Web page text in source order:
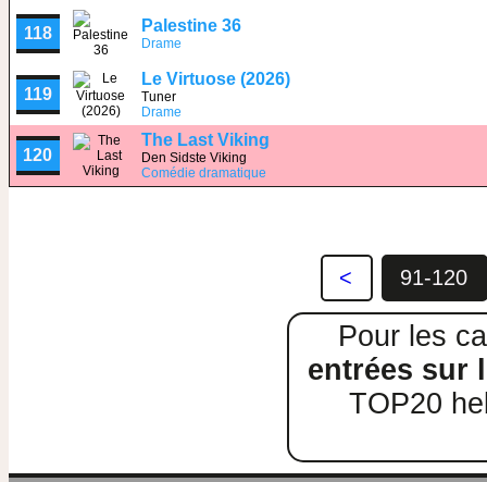
118 Palestine 36
Drame
119
Le Virtuose (2026)
Tuner
Drame
120
The Last Viking
Den Sidste Viking
Comédie dramatique
< 91-120
Pour les
entrées sur
TOP20